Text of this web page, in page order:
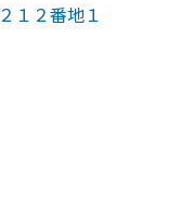
１２番地１